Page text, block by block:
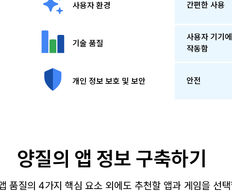
사용자 환경 간편한 사용
기술 품질
사용자 기기
작동함
개인 정보 보호 및 보안 안전
양질의 앱 정보 구축하기
품질의 4가지 핵심 요소 외에도 추천할 앱과 게임을 선택